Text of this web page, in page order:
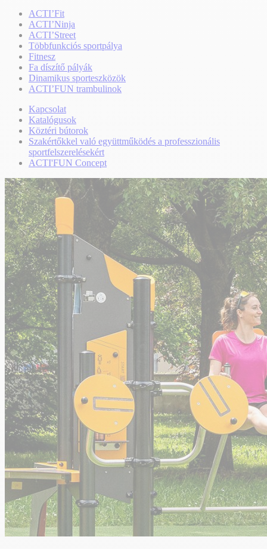
ACTI’Fit
ACTI’Ninja
ACTI’Street
Többfunkciós sportpálya
Fitnesz
Fa díszítő pályák
Dinamikus sporteszközök
ACTI’FUN trambulinok
Kapcsolat
Katalógusok
Köztéri bútorok
Szakértőkkel való együttműködés a professzionális
sportfelszerelésekért
ACTI'FUN Concept